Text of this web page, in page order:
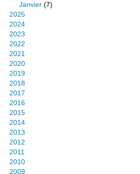
Janvier (7)
2025
2024
2023
2022
2021
2020
2019
2018
2017
2016
2015
2014
2013
2012
2011
2010
2009